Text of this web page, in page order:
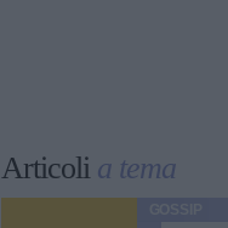
Articoli a tema